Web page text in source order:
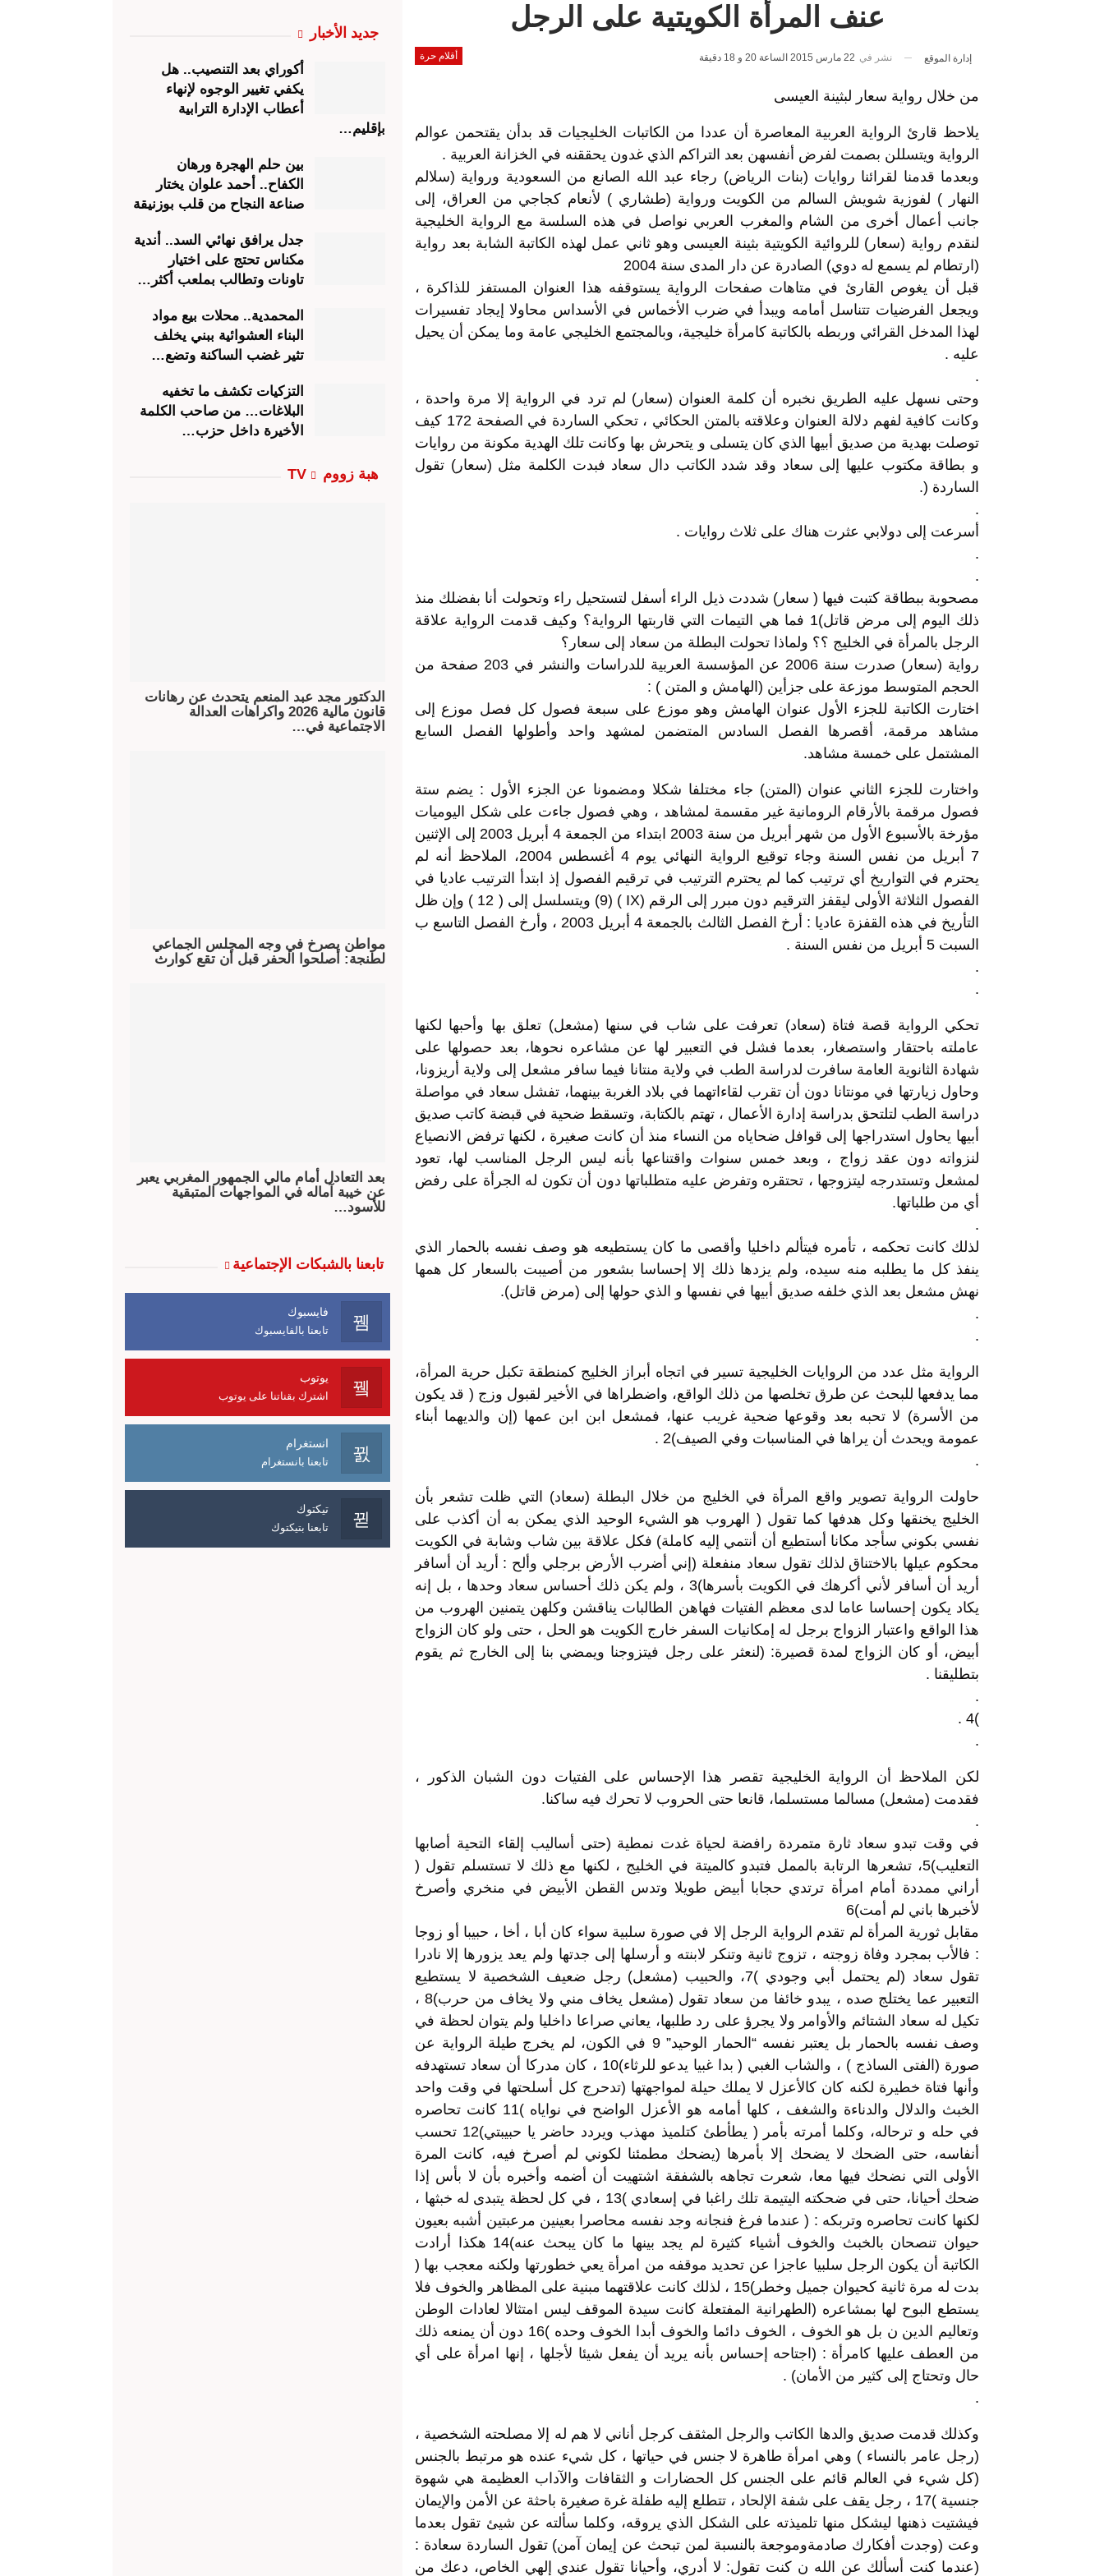
عنف المرأة الكويتية على الرجل
أقلام حرة إدارة الموقع نشر في 22 مارس 2015 الساعة 20 و 18 دقيقة
من خلال رواية سعار لبثينة العيسى
يلاحظ قارئ الرواية العربية المعاصرة أن عددا من الكاتبات الخليجيات قد بدأن يقتحمن عوالم
الرواية ويتسللن بصمت لفرض أنفسهن بعد التراكم الذي غدون يحققنه في الخزانة العربية .
وبعدما قدمنا لقرائنا روايات (بنات الرياض) رجاء عبد الله الصانع من السعودية ورواية (سلالم
النهار ) لفوزية شويش السالم من الكويت ورواية (طشاري ) لأنعام كجاجي من العراق، إلى
جانب أعمال أخرى من الشام والمغرب العربي نواصل في هذه السلسة مع الرواية الخليجية
لنقدم رواية (سعار) للروائية الكويتية بثينة العيسى وهو ثاني عمل لهذه الكاتبة الشابة بعد رواية
(ارتطام لم يسمع له دوي) الصادرة عن دار المدى سنة 2004
قبل أن يغوص القارئ في متاهات صفحات الرواية يستوقفه هذا العنوان المستفز للذاكرة ،
ويجعل الفرضيات تتناسل أمامه ويبدأ في ضرب الأخماس في الأسداس محاولا إيجاد تفسيرات
لهذا المدخل القرائي وربطه بالكاتبة كامرأة خليجية، وبالمجتمع الخليجي عامة وما يمكن أن يحيل
عليه .
.
وحتى نسهل عليه الطريق نخبره أن كلمة العنوان (سعار) لم ترد في الرواية إلا مرة واحدة ،
وكانت كافية لفهم دلالة العنوان وعلاقته بالمتن الحكائي ، تحكي الساردة في الصفحة 172 كيف
توصلت بهدية من صديق أبيها الذي كان يتسلى و يتحرش بها وكانت تلك الهدية مكونة من روايات
و بطاقة مكتوب عليها إلى سعاد وقد شدد الكاتب دال سعاد فبدت الكلمة مثل (سعار) تقول
الساردة (.
.
أسرعت إلى دولابي عثرت هناك على ثلاث روايات .
.
.
مصحوبة ببطاقة كتبت فيها ( سعار) شددت ذيل الراء أسفل لتستحيل راء وتحولت أنا بفضلك منذ
ذلك اليوم إلى مرض قاتل)1 فما هي التيمات التي قاربتها الرواية؟ وكيف قدمت الرواية علاقة
الرجل بالمرأة في الخليج ؟؟ ولماذا تحولت البطلة من سعاد إلى سعار؟
رواية (سعار) صدرت سنة 2006 عن المؤسسة العربية للدراسات والنشر في 203 صفحة من
الحجم المتوسط موزعة على جزأين (الهامش و المتن ) :
اختارت الكاتبة للجزء الأول عنوان الهامش وهو موزع على سبعة فصول كل فصل موزع إلى
مشاهد مرقمة، أقصرها الفصل السادس المتضمن لمشهد واحد وأطولها الفصل السابع
المشتمل على خمسة مشاهد.
واختارت للجزء الثاني عنوان (المتن) جاء مختلفا شكلا ومضمونا عن الجزء الأول : يضم ستة
فصول مرقمة بالأرقام الرومانية غير مقسمة لمشاهد ، وهي فصول جاءت على شكل اليوميات
مؤرخة بالأسبوع الأول من شهر أبريل من سنة 2003 ابتداء من الجمعة 4 أبريل 2003 إلى الإثنين
7 أبريل من نفس السنة وجاء توقيع الرواية النهائي يوم 4 أغسطس 2004، الملاحظ أنه لم
يحترم في التواريخ أي ترتيب كما لم يحترم الترتيب في ترقيم الفصول إذ ابتدأ الترتيب عاديا في
الفصول الثلاثة الأولى ليقفز الترقيم دون مبرر إلى الرقم (IX ) (9) ويتسلسل إلى ( 12 ) وإن ظل
التأريخ في هذه القفزة عاديا : أرخ الفصل الثالث بالجمعة 4 أبريل 2003 ، وأرخ الفصل التاسع ب
السبت 5 أبريل من نفس السنة .
.
.
تحكي الرواية قصة فتاة (سعاد) تعرفت على شاب في سنها (مشعل) تعلق بها وأحبها لكنها
عاملته باحتقار واستصغار، بعدما فشل في التعبير لها عن مشاعره نحوها، بعد حصولها على
شهادة الثانوية العامة سافرت لدراسة الطب في ولاية منتانا فيما سافر مشعل إلى ولاية أريزونا،
وحاول زيارتها في مونتانا دون أن تقرب لقاءاتهما في بلاد الغربة بينهما، تفشل سعاد في مواصلة
دراسة الطب لتلتحق بدراسة إدارة الأعمال ، تهتم بالكتابة، وتسقط ضحية في قبضة كاتب صديق
أبيها يحاول استدراجها إلى قوافل ضحاياه من النساء منذ أن كانت صغيرة ، لكنها ترفض الانصياع
لنزواته دون عقد زواج ، وبعد خمس سنوات واقتناعها بأنه ليس الرجل المناسب لها، تعود
لمشعل وتستدرجه ليتزوجها ، تحتقره وتفرض عليه متطلباتها دون أن تكون له الجرأة على رفض
أي من طلباتها.
.
لذلك كانت تحكمه ، تأمره فيتألم داخليا وأقصى ما كان يستطيعه هو وصف نفسه بالحمار الذي
ينفذ كل ما يطلبه منه سيده، ولم يزدها ذلك إلا إحساسا بشعور من أصيبت بالسعار كل همها
نهش مشعل بعد الذي خلفه صديق أبيها في نفسها و الذي حولها إلى (مرض قاتل).
.
.
الرواية مثل عدد من الروايات الخليجية تسير في اتجاه أبراز الخليج كمنطقة تكبل حرية المرأة،
مما يدفعها للبحث عن طرق تخلصها من ذلك الواقع، واضطراها في الأخير لقبول وزج ( قد يكون
من الأسرة) لا تحبه بعد وقوعها ضحية غريب عنها، فمشعل ابن ابن عمها (إن والديهما أبناء
عمومة ويحدث أن يراها في المناسبات وفي الصيف)2 .
.
حاولت الرواية تصوير واقع المرأة في الخليج من خلال البطلة (سعاد) التي ظلت تشعر بأن
الخليج يخنقها وكل هدفها كما تقول ( الهروب هو الشيء الوحيد الذي يمكن به أن أكذب على
نفسي بكوني سأجد مكانا أستطيع أن أنتمي إليه كاملة) فكل علاقة بين شاب وشابة في الكويت
محكوم عيلها بالاختناق لذلك تقول سعاد منفعلة (إني أضرب الأرض برجلي وألح : أريد أن أسافر
أريد أن أسافر لأني أكرهك في الكويت بأسرها)3 ، ولم يكن ذلك أحساس سعاد وحدها ، بل إنه
يكاد يكون إحساسا عاما لدى معظم الفتيات فهاهن الطالبات يناقشن وكلهن يتمنين الهروب من
هذا الواقع واعتبار الزواج برجل له إمكانيات السفر خارج الكويت هو الحل ، حتى ولو كان الزواج
أبيض، أو كان الزواج لمدة قصيرة: (لنعثر على رجل فيتزوجنا ويمضي بنا إلى الخارج ثم يقوم
بتطليقنا .
.
)4 .
.
لكن الملاحظ أن الرواية الخليجية تقصر هذا الإحساس على الفتيات دون الشبان الذكور ،
فقدمت (مشعل) مسالما مستسلما، قانعا حتى الحروب لا تحرك فيه ساكنا.
.
في وقت تبدو سعاد ثارة متمردة رافضة لحياة غدت نمطية (حتى أساليب إلقاء التحية أصابها
التعليب)5، تشعرها الرتابة بالممل فتبدو كالميتة في الخليج ، لكنها مع ذلك لا تستسلم تقول (
أراني ممددة أمام امرأة ترتدي حجابا أبيض طويلا وتدس القطن الأبيض في منخري وأصرخ
لأخبرها باني لم أمت)6
مقابل ثورية المرأة لم تقدم الرواية الرجل إلا في صورة سلبية سواء كان أبا ، أخا ، حبيبا أو زوجا
: فالأب بمجرد وفاة زوجته ، تزوج ثانية وتنكر لابنته و أرسلها إلى جدتها ولم يعد يزورها إلا نادرا
تقول سعاد (لم يحتمل أبي وجودي )7، والحبيب (مشعل) رجل ضعيف الشخصية لا يستطيع
التعبير عما يختلج صده ، يبدو خائفا من سعاد تقول (مشعل يخاف مني ولا يخاف من حرب)8 ،
تكيل له سعاد الشتائم والأوامر ولا يجرؤ على رد طلبها، يعاني صراعا داخليا ولم يتوان لحظة في
وصف نفسه بالحمار بل يعتبر نفسه “الحمار الوحيد” 9 في الكون، لم يخرج طيلة الرواية عن
صورة (الفتى الساذج ) ، والشاب الغبي ( بدا غبيا يدعو للرثاء)10 ، كان مدركا أن سعاد تستهدفه
وأنها فتاة خطيرة لكنه كان كالأعزل لا يملك حيلة لمواجهتها (تدحرج كل أسلحتها في وقت واحد
الخبث والدلال والدناءة والشغف ، كلها أمامه هو الأعزل الواضح في نواياه )11 كانت تحاصره
في حله و ترحاله، وكلما أمرته بأمر ( يطأطئ كتلميذ مهذب ويردد حاضر يا حبيبتي)12 تحسب
أنفاسه، حتى الضحك لا يضحك إلا بأمرها (يضحك مطمئنا لكوني لم أصرخ فيه، كانت المرة
الأولى التي نضحك فيها معا، شعرت تجاهه بالشفقة اشتهيت أن أضمه وأخبره بأن لا بأس إذا
ضحك أحيانا، حتى في ضحكته اليتيمة تلك راغبا في إسعادي )13 ، في كل لحظة يتبدى له خبثها ،
لكنها كانت تحاصره وتربكه : ( عندما فرغ فنجانه وجد نفسه محاصرا بعينين مرعبتين أشبه بعيون
حيوان تنصحان بالخبث والخوف أشياء كثيرة لم يجد بينها ما كان يبحث عنه)14 هكذا أرادت
الكاتبة أن يكون الرجل سلبيا عاجزا عن تحديد موقفه من امرأة يعي خطورتها ولكنه معجب بها (
بدت له مرة ثانية كحيوان جميل وخطر)15 ، لذلك كانت علاقتهما مبنية على المظاهر والخوف فلا
يستطع البوح لها بمشاعره (الطهرانية المفتعلة كانت سيدة الموقف ليس امتثالا لعادات الوطن
وتعاليم الدين ن بل هو الخوف ، الخوف دائما والخوف أبدا الخوف وحده )16 دون أن يمنعه ذلك
من العطف عليها كامرأة : (اجتاحه إحساس بأنه يريد أن يفعل شيئا لأجلها ، إنها امرأة على أي
حال وتحتاج إلى كثير من الأمان) .
.
وكذلك قدمت صديق والدها الكاتب والرجل المثقف كرجل أناني لا هم له إلا مصلحته الشخصية ،
(رجل عامر بالنساء ) وهي امرأة طاهرة لا جنس في حياتها ، كل شيء عنده هو مرتبط بالجنس
(كل شيء في العالم قائم على الجنس كل الحضارات و الثقافات والآداب العظيمة هي شهوة
جنسية )17 ، رجل يقف على شفة الإلحاد ، تتطلع إليه طفلة غرة صغيرة باحثة عن الأمن والإيمان
فيشتيت ذهنها ليشكل منها تلميذته على الشكل الذي يروقه، وكلما سألته عن شيئ تقول بعدما
وعت (وجدت أفكارك صادمةوموجعة بالنسبة لمن تبحث عن إيمان آمن) تقول الساردة سعادة :
(عندما كنت أسألك عن الله ن كنت تقول: لا أدري، وأحيانا تقول عندي إلهي الخاص، دعك من
جديد الأخبار
أكوراي بعد التنصيب.. هل
يكفي تغيير الوجوه لإنهاء
أعطاب الإدارة الترابية
بإقليم…
بين حلم الهجرة ورهان
الكفاح.. أحمد علوان يختار
صناعة النجاح من قلب بوزنيقة
جدل يرافق نهائي السد.. أندية
مكناس تحتج على اختيار
تاونات وتطالب بملعب أكثر…
المحمدية.. محلات بيع مواد
البناء العشوائية ببني يخلف
تثير غضب الساكنة وتضع…
التزكيات تكشف ما تخفيه
البلاغات… من صاحب الكلمة
الأخيرة داخل حزب…
هبة زووم TV
الدكتور مجد عبد المنعم يتحدث عن رهانات
قانون مالية 2026 واكراهات العدالة
الاجتماعية في…
مواطن يصرخ في وجه المجلس الجماعي
لطنجة: أصلحوا الحفر قبل أن تقع كوارث
بعد التعادل أمام مالي الجمهور المغربي يعبر
عن خيبة آماله في المواجهات المتبقية
للأسود…
تابعنا بالشبكات الإجتماعية
فايسبوك
تابعنا بالفايسبوك
يوتوب
اشترك بقناتنا على يوتوب
انستغرام
تابعنا بانستغرام
تيكتوك
تابعنا بتيكتوك